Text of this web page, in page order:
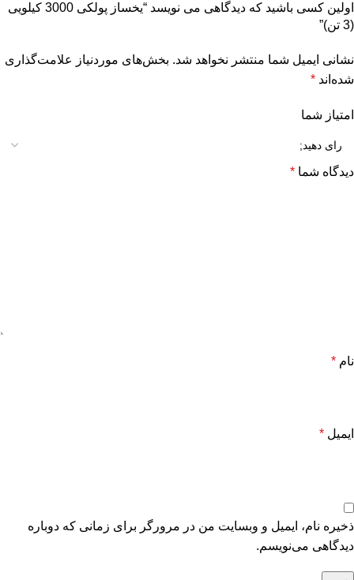
اولین کسی باشید که دیدگاهی می نویسد “یخساز پولکی 3000 کیلویی
(3 تن)”
نشانی ایمیل شما منتشر نخواهد شد. بخش‌های موردنیاز علامت‌گذاری
شده‌اند *
امتیاز شما
دیدگاه شما *
نام *
ایمیل *
ذخیره نام، ایمیل و وبسایت من در مرورگر برای زمانی که دوباره
دیدگاهی می‌نویسم.